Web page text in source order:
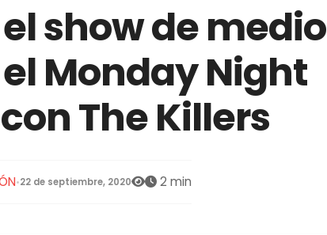
show de medio
Monday Night
The Killers
•22 de septiembre, 2020 2 min